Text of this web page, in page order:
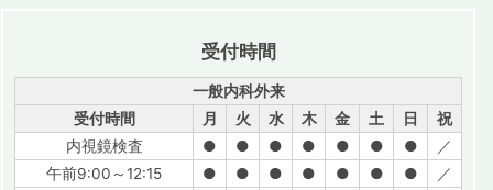
受付時間
一般内科外来
受付時間
月 火 水 木 金 土 日
祝
内視鏡検査
● ● ● ● ● ● ●
／
午前9:00～12:15
● ● ● ● ● ● ●
／